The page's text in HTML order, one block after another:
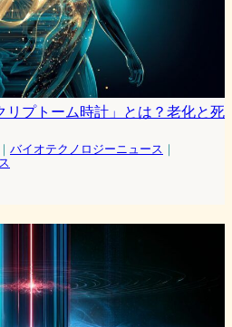
リプトーム時計」とは？老化と死
｜ バイオテクノロジーニュース ｜